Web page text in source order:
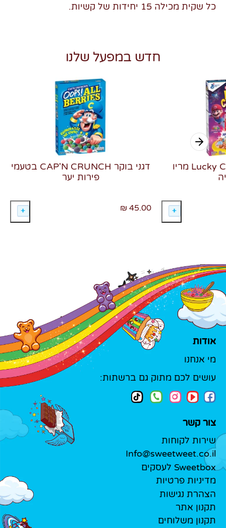
כל שקית מכילה 15 יחידות של קשיות.
חדש במפעל שלנו
דגני בוקר CAP'N CRUNCH בטעמי
פירות יער
45.00 ₪
דגני בוקר Lucky Charms מריו
אודות
מי אנחנו
עושים לכם מתוק גם ברשתות:
צור קשר
שירות לקוחות
Info@sweetweet.co.il
Sweetbox לעסקים
מדיניות פרטיות
הצהרת נגישות
תקנון אתר
תקנון משלוחים